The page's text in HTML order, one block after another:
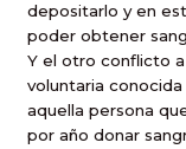
depositarlo y en
poder obtener
Y el otro conflicto
voluntaria
aquella persona
por año donar